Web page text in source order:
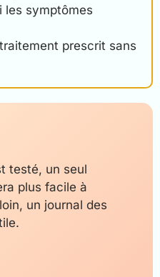
les symptômes
prescrit sans
testé, un seul
plus facile à
un journal des